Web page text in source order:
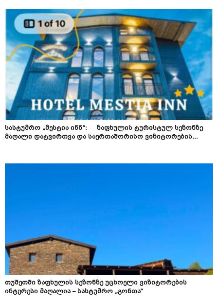
სასტუმრო „მესტია ინნ“: ზაფხულის ტურისტულ სეზონზე
მაღალი დატვირთვა და საერთაშორისო ვიზიტორების...
თუშეთში ზაფხულის სეზონზე უცხოელი ვიზიტორების
ინტერესი მაღალია – სასტუმრო „გონთა“